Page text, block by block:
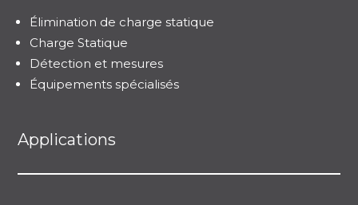
Élimination de charge statique
Charge Statique
Détection et mesures
Équipements spécialisés
Applications